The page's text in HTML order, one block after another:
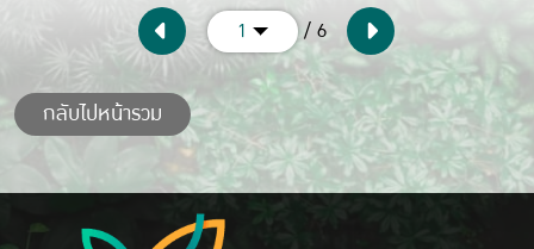
1 / 6
กลับไปหน้ารวม